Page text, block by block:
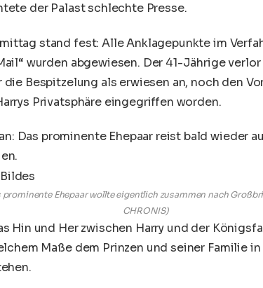
der Palast schlechte Presse.
stand fest: Alle Anklagepunkte im
wurden abgewiesen. Der 41-Jährige verlor
Bespitzelung als erwiesen an, noch den
Privatsphäre eingegriffen worden.
prominente Ehepaar wollte eigentlich zusammen nach
CHRONIS)
Hin und Her zwischen Harry und der
Maße dem Prinzen und seiner Familie